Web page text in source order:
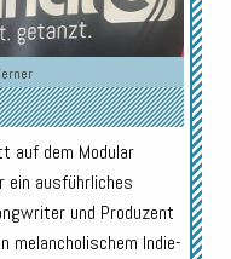
auf dem Modular
ein ausführliches
und Produzent
melancholischem Indie-